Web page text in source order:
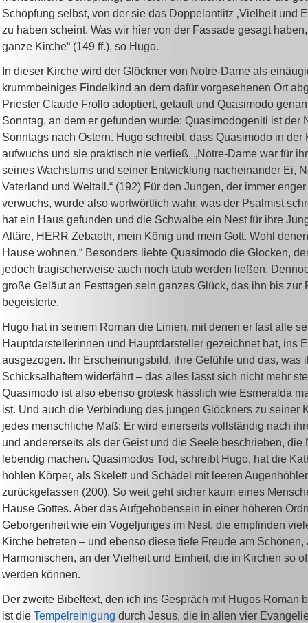
Schöpfung selbst, von der sie das Doppelantlitz ‚Vielheit und
zu haben scheint. Was wir hier von der Fassade gesagt
ganze Kirche“ (149 ff.), so Hugo.
In dieser Kirche wird der Glöckner von Notre-Dame als
krummbeiniges Findelkind an dem dafür vorgesehenen Ort
Priester Claude Frollo adoptiert, getauft und Quasimodo
Sonntag, an dem er gefunden wurde: Quasimodogeniti ist der
Sonntags nach Ostern. Hugo schreibt, dass Quasimodo in der
aufwuchs und sie praktisch nie verließ, „Notre-Dame war für
seines Wachstums und seiner Entwicklung nacheinander Ei,
Vaterland und Weltall.“ (192) Für den Jungen, der immer
verwuchs, wurde also wortwörtlich wahr, was der Psalmist
hat ein Haus gefunden und die Schwalbe ein Nest für ihre
Altäre, HERR Zebaoth, mein König und mein Gott. Wohl
Hause wohnen.“ Besonders liebte Quasimodo die Glocken,
jedoch tragischerweise auch noch taub werden ließen.
große Geläut an Festtagen sein ganzes Glück, das ihn bis zur
begeisterte.
Hugo hat in seinem Roman die Linien, mit denen er fast alle
Hauptdarstellerinnen und Hauptdarsteller gezeichnet hat, ins
ausgezogen. Ihr Erscheinungsbild, ihre Gefühle und das, was
Schicksalhaftem widerfährt – das alles lässt sich nicht mehr
Quasimodo ist also ebenso grotesk hässlich wie Esmeralda
ist. Und auch die Verbindung des jungen Glöckners zu seiner
jedes menschliche Maß: Er wird einerseits vollständig nach
und andererseits als der Geist und die Seele beschrieben, die
lebendig machen. Quasimodos Tod, schreibt Hugo, hat die
hohlen Körper, als Skelett und Schädel mit leeren
zurückgelassen (200). So weit geht sicher kaum eines
Hause Gottes. Aber das Aufgehobensein in einer höheren
Geborgenheit wie ein Vogeljunges im Nest, die empfinden
Kirche betreten – und ebenso diese tiefe Freude am Schönen,
Harmonischen, an der Vielheit und Einheit, die in Kirchen so
werden können.
Der zweite Bibeltext, den ich ins Gespräch mit Hugos Roman
ist die Tempelreinigung durch Jesus, die in allen vier